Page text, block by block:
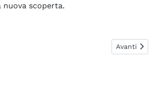
scoperta.
Articolo
Avanti